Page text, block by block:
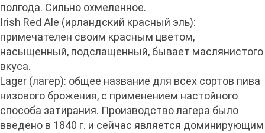
полгода. Сильно охмеленное.
Irish Red Ale (ирландский красный эль):
примечателен своим красным цветом,
насыщенный, подслащенный, бывает маслянистого
вкуса.
Lager (лагер): общее название для всех сортов пива
низового брожения, с применением настойного
способа затирания. Производство лагера было
введено в 1840 г. и сейчас является доминирующим